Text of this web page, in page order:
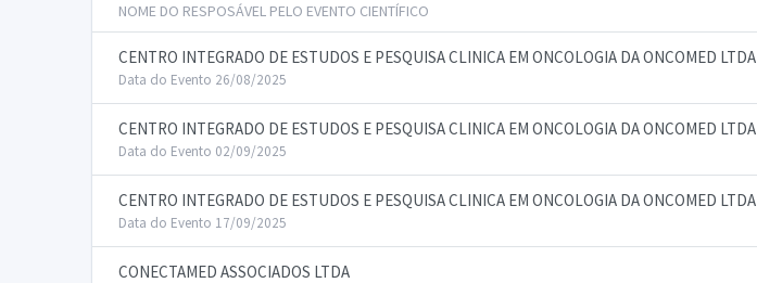
NOME DO RESPOSÁVEL PELO EVENTO CIENTÍFICO
CENTRO INTEGRADO DE ESTUDOS E PESQUISA CLINICA EM ONCOLOGIA DA ONCOMED LTDA
Data do Evento 26/08/2025
CENTRO INTEGRADO DE ESTUDOS E PESQUISA CLINICA EM ONCOLOGIA DA ONCOMED LTDA
Data do Evento 02/09/2025
CENTRO INTEGRADO DE ESTUDOS E PESQUISA CLINICA EM ONCOLOGIA DA ONCOMED LTDA
Data do Evento 17/09/2025
CONECTAMED ASSOCIADOS LTDA